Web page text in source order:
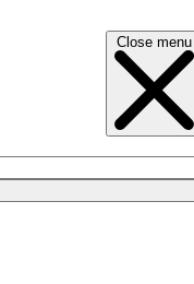
Close menu